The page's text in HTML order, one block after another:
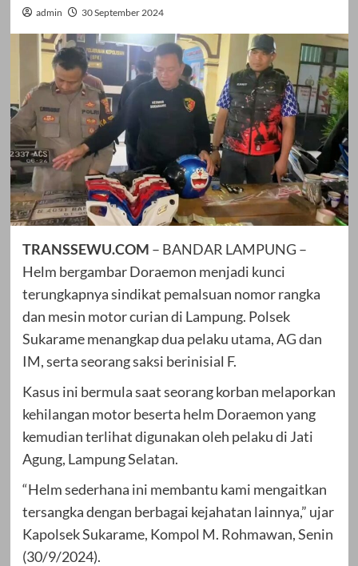
admin 30 September 2024
TRANSSEWU.COM – BANDAR LAMPUNG –
Helm bergambar Doraemon menjadi kunci
terungkapnya sindikat pemalsuan nomor rangka
dan mesin motor curian di Lampung. Polsek
Sukarame menangkap dua pelaku utama, AG dan
IM, serta seorang saksi berinisial F.
Kasus ini bermula saat seorang korban melaporkan
kehilangan motor beserta helm Doraemon yang
kemudian terlihat digunakan oleh pelaku di Jati
Agung, Lampung Selatan.
“Helm sederhana ini membantu kami mengaitkan
tersangka dengan berbagai kejahatan lainnya,” ujar
Kapolsek Sukarame, Kompol M. Rohmawan, Senin
(30/9/2024).